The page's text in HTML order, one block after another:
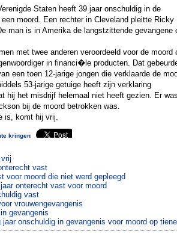
Staten heeft 39 jaar onschuldig in de
moord. Een rechter in Cleveland pleitte Ricky
man is in Amerika de langstzittende gevangene
met twee anderen veroordeeld voor de moord
in financi�le producten. Dat
een toen 12-jarige jongen die verklaarde de
53-jarige getuige heeft zijn verklaring
hij het misdrijf helemaal niet heeft gezien. Er
bij de moord betrokken was.
is, komt hij vrij.
kringen
vast
voor moord die niet werd gepleegd
onterecht vast voor moord
vast
vrouwengevangenis
gevangenis
onschuldig in gevangenis voor moord op